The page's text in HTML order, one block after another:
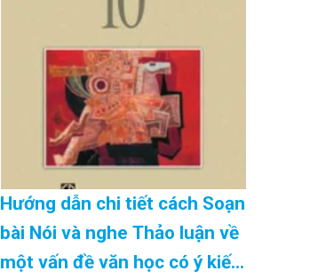
Hướng dẫn chi tiết cách Soạn
bài Nói và nghe Thảo luận về
một vấn đề văn học có ý kiến